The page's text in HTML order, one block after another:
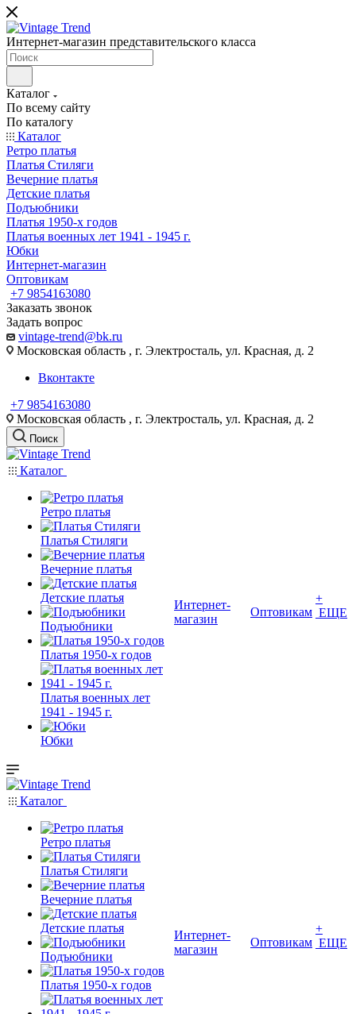
Интернет-магазин представительского класса
Каталог
По всему сайту
По каталогу
Каталог
Ретро платья
Платья Стиляги
Вечерние платья
Детские платья
Подъюбники
Платья 1950-х годов
Платья военных лет 1941 - 1945 г.
Юбки
Интернет-магазин
Оптовикам
+7 9854163080
Заказать звонок
Задать вопрос
vintage-trend@bk.ru
Московская область , г. Электросталь, ул. Красная, д. 2
Вконтакте
+7 9854163080
Московская область , г. Электросталь, ул. Красная, д. 2
Поиск
Каталог
Ретро платья
Платья Стиляги
Вечерние платья
Детские платья
Подъюбники
Платья 1950-х годов
Платья военных лет
1941 - 1945 г.
Юбки
Интернет-
магазин
Оптовикам
+
ЕЩЕ
Каталог
Ретро платья
Платья Стиляги
Вечерние платья
Детские платья
Подъюбники
Платья 1950-х годов
Интернет-
магазин
Оптовикам
+
ЕЩЕ